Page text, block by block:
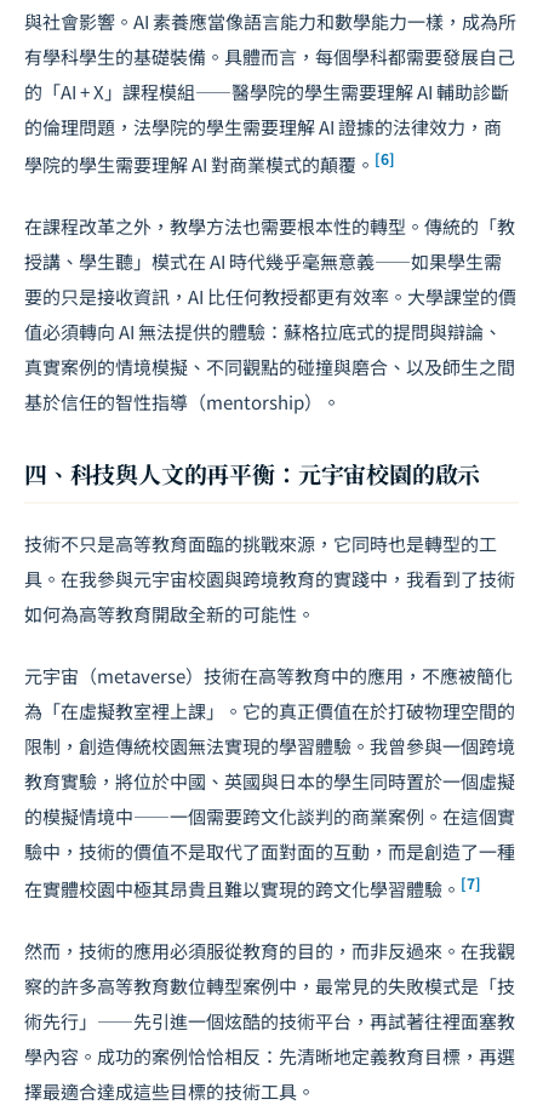
與社會影響。AI 素養應當像語言能力和數學能力一樣，成為所
有學科學生的基礎裝備。具體而言，每個學科都需要發展自己
的「AI + X」課程模組——醫學院的學生需要理解 AI 輔助診斷
的倫理問題，法學院的學生需要理解 AI 證據的法律效力，商
學院的學生需要理解 AI 對商業模式的顛覆。 [6]
在課程改革之外，教學方法也需要根本性的轉型。傳統的「教
授講、學生聽」模式在 AI 時代幾乎毫無意義——如果學生需
要的只是接收資訊，AI 比任何教授都更有效率。大學課堂的價
值必須轉向 AI 無法提供的體驗：蘇格拉底式的提問與辯論、
真實案例的情境模擬、不同觀點的碰撞與磨合、以及師生之間
基於信任的智性指導（mentorship）。
四、科技與人文的再平衡：元宇宙校園的啟示
技術不只是高等教育面臨的挑戰來源，它同時也是轉型的工
具。在我參與元宇宙校園與跨境教育的實踐中，我看到了技術
如何為高等教育開啟全新的可能性。
元宇宙（metaverse）技術在高等教育中的應用，不應被簡化
為「在虛擬教室裡上課」。它的真正價值在於打破物理空間的
限制，創造傳統校園無法實現的學習體驗。我曾參與一個跨境
教育實驗，將位於中國、英國與日本的學生同時置於一個虛擬
的模擬情境中——一個需要跨文化談判的商業案例。在這個實
驗中，技術的價值不是取代了面對面的互動，而是創造了一種
在實體校園中極其昂貴且難以實現的跨文化學習體驗。 [7]
然而，技術的應用必須服從教育的目的，而非反過來。在我觀
察的許多高等教育數位轉型案例中，最常見的失敗模式是「技
術先行」——先引進一個炫酷的技術平台，再試著往裡面塞教
學內容。成功的案例恰恰相反：先清晰地定義教育目標，再選
擇最適合達成這些目標的技術工具。